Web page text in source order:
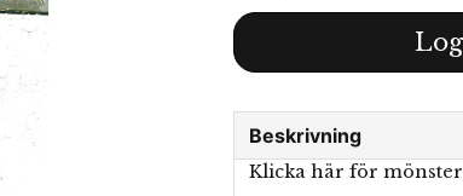
Beskrivning
Klicka här för mönster